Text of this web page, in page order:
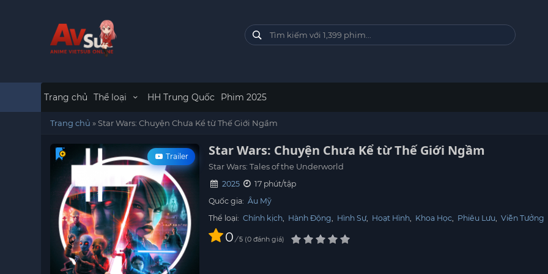
Trang chủ Thể loại HH Trung Quốc Phim 2025
Trang chủ »Star Wars: Chuyện Chưa Kể từ Thế Giới Ngầm
Trailer Star Wars: Chuyện Chưa Kể từ Thế Giới Ngầm
Star Wars: Tales of the Underworld
2025
17 phút/tập
Quốc gia: Âu Mỹ
Thể loại: Chính kịch, Hành Động, Hình Sự, Hoạt Hình, Khoa Học, Phiêu Lưu, Viễn Tưởng
0 / 5 0 đánh giá